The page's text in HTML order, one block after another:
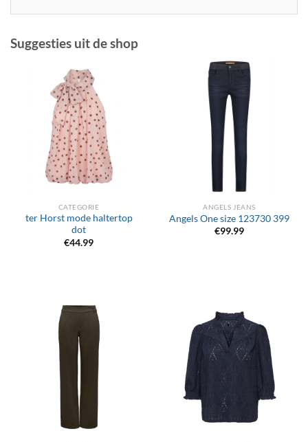
Suggesties uit de shop
CATEGORIE
ter Horst mode haltertop
dot
€44.99
ANGELS JEANS
Angels One size 123730 399
€99.99